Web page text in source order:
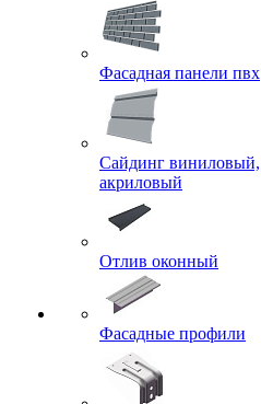
Фасадная панели пвх
Сайдинг виниловый,
акриловый
Отлив оконный
Фасадные профили